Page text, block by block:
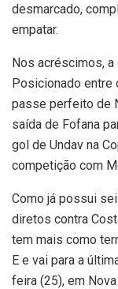
desmarcado,
empatar.
Nos acréscimos, a
Posicionado entre
passe perfeito de
saída de Fofana
gol de Undav na
competição com
Como já possui
diretos contra
tem mais como
E e vai para a
feira (25), em